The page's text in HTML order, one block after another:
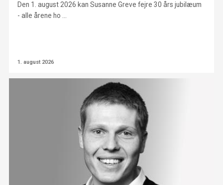
Den 1. august 2026 kan Susanne Greve fejre 30 års jubilæum
- alle årene ho ...
1. august 2026